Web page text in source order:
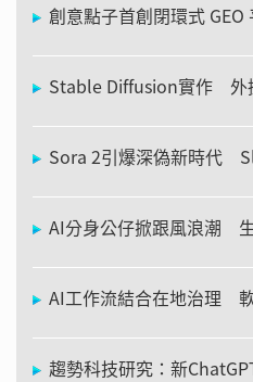
創意點子首創閉環式
Stable Diffusion實作 外
Sora 2引爆深偽新時代
AI分身公仔掀跟風浪潮
AI工作流結合在地治理
趨勢科技研究：新